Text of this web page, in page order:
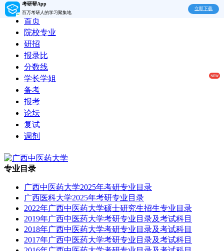
考研帮App
百万考研人的学习聚集地
立即下载
首页
院校专业
研招
报录比
分数线
学长学姐
备考
报考
论坛
复试
调剂
专业目录
广西中医药大学2025年考研专业目录
广西医科大学2025年考研专业目录
2022年广西中医药大学硕士研究生招生专业目录
2019年广西中医药大学考研专业目录及考试科目
2018年广西中医药大学考研专业目录及考试科目
2017年广西中医药大学考研专业目录及考试科目